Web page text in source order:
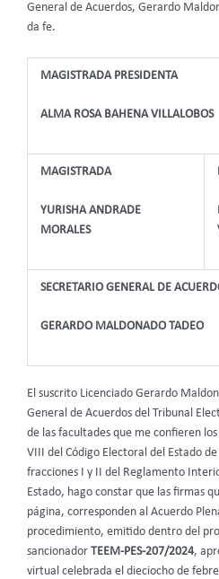
General de Acuerdos, Gerardo
da fe.
MAGISTRADA PRESIDENTA
ALMA ROSA BAHENA VILLALOBOS
MAGISTRADA
YURISHA ANDRADE
MORALES
SECRETARIO GENERAL DE
GERARDO MALDONADO TADEO
El suscrito Licenciado Gerardo
General de Acuerdos del Tribunal
de las facultades que me confieren
VIII del Código Electoral del Estado
fracciones I y II del Reglamento
Estado, hago constar que las firmas
página, corresponden al Acuerdo
procedimiento, emitido dentro del
sancionador
TEEM-PES-207/2024,
virtual celebrada el dieciocho de